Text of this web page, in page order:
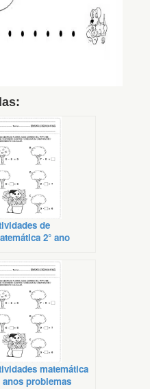
de
2° ano
matemática
anos problemas